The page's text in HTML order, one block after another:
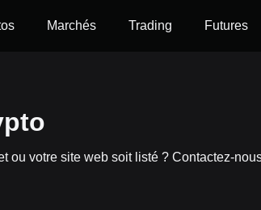
Marchés Trading Futures
ou votre site web soit listé ? Contactez-